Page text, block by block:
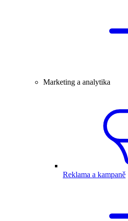
Marketing a analytika
Reklama a kampaně